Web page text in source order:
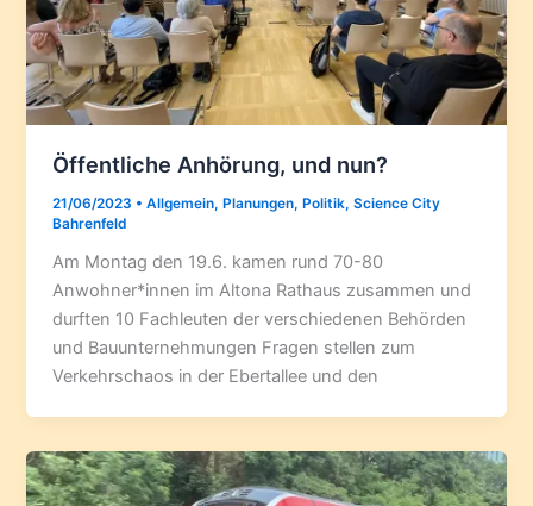
Öffentliche Anhörung, und nun?
21/06/2023 •Allgemein,Planungen,Politik,Science City
Bahrenfeld
Am Montag den 19.6. kamen rund 70-80
Anwohner*innen im Altona Rathaus zusammen und
durften 10 Fachleuten der verschiedenen Behörden
und Bauunternehmungen Fragen stellen zum
Verkehrschaos in der Ebertallee und den